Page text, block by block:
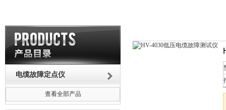
电缆故障定点仪
查看全部产品